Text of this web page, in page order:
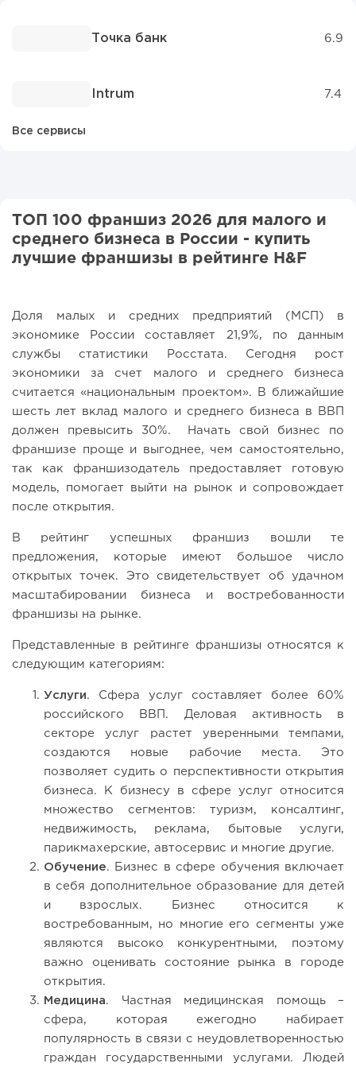
Точка банк 6.9
Intrum 7.4
Все сервисы
ТОП 100 франшиз 2026 для малого и
среднего бизнеса в России - купить
лучшие франшизы в рейтинге H&F
Доля малых и средних предприятий (МСП) в
экономике России составляет 21,9%, по данным
службы статистики Росстата. Сегодня рост
экономики за счет малого и среднего бизнеса
считается «национальным проектом». В ближайшие
шесть лет вклад малого и среднего бизнеса в ВВП
должен превысить 30%. Начать свой бизнес по
франшизе проще и выгоднее, чем самостоятельно,
так как франшизодатель предоставляет готовую
модель, помогает выйти на рынок и сопровождает
после открытия.
В рейтинг успешных франшиз вошли те
предложения, которые имеют большое число
открытых точек. Это свидетельствует об удачном
масштабировании бизнеса и востребованности
франшизы на рынке.
Представленные в рейтинге франшизы относятся к
следующим категориям:
Услуги . Сфера услуг составляет более 60%
российского ВВП. Деловая активность в
секторе услуг растет уверенными темпами,
создаются новые рабочие места. Это
позволяет судить о перспективности открытия
бизнеса. К бизнесу в сфере услуг относится
множество сегментов: туризм, консалтинг,
недвижимость, реклама, бытовые услуги,
парикмахерские, автосервис и многие другие.
Обучение . Бизнес в сфере обучения включает
в себя дополнительное образование для детей
и взрослых. Бизнес относится к
востребованным, но многие его сегменты уже
являются высоко конкурентными, поэтому
важно оценивать состояние рынка в городе
открытия.
Медицина . Частная медицинская помощь –
сфера, которая ежегодно набирает
популярность в связи с неудовлетворенностью
граждан государственными услугами. Людей